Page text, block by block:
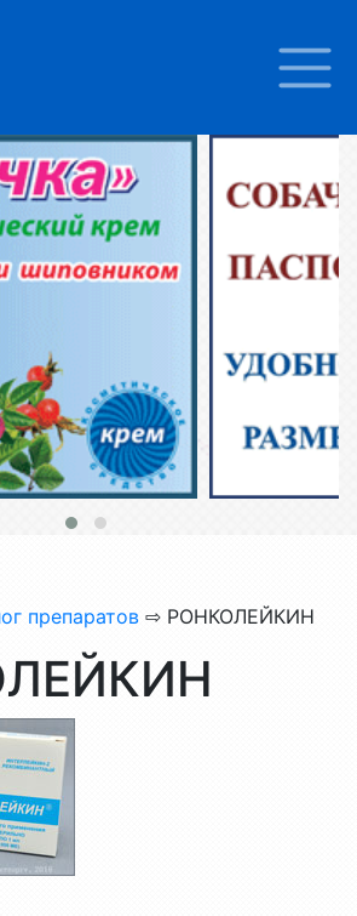
препаратов ⇨ РОНКОЛЕЙКИН